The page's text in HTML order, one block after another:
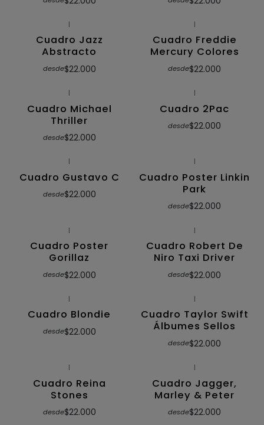
|
Cuadro Jazz
Abstracto
desde$22.000
|
Cuadro Freddie
Mercury Colores
desde$22.000
|
Cuadro Michael
Thriller
desde$22.000
|
Cuadro 2Pac
desde$22.000
|
Cuadro Gustavo C
desde$22.000
|
Cuadro Poster Linkin
Park
desde$22.000
|
Cuadro Poster
Gorillaz
desde$22.000
|
Cuadro Robert De
Niro Taxi Driver
desde$22.000
|
Cuadro Blondie
desde$22.000
|
Cuadro Taylor Swift
Álbumes Sellos
desde$22.000
|
Cuadro Reina
Stones
desde$22.000
|
Cuadro Jagger,
Marley & Peter
desde$22.000